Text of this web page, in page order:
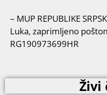
– MUP REPUBLIKE
Luka, zaprimljeno
RG190973699HR
Živi